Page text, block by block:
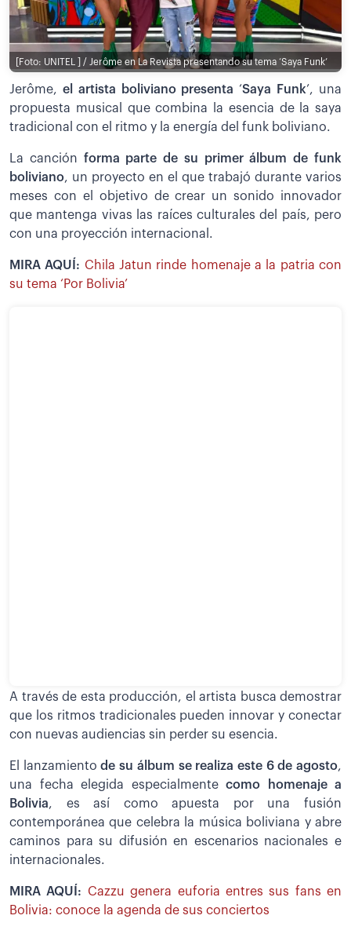
[Foto: UNITEL ] / Jerôme en La Revista presentando su tema ‘Saya Funk’
Jerôme, el artista boliviano presenta ‘Saya Funk’, una
propuesta musical que combina la esencia de la saya
tradicional con el ritmo y la energía del funk boliviano.
La canción forma parte de su primer álbum de funk
boliviano, un proyecto en el que trabajó durante varios
meses con el objetivo de crear un sonido innovador
que mantenga vivas las raíces culturales del país, pero
con una proyección internacional.
MIRA AQUÍ: Chila Jatun rinde homenaje a la patria con
su tema ‘Por Bolivia’
A través de esta producción, el artista busca demostrar
que los ritmos tradicionales pueden innovar y conectar
con nuevas audiencias sin perder su esencia.
El lanzamientode su álbum se realiza este 6 de agosto,
una fecha elegida especialmente como homenaje a
Bolivia, es así como apuesta por una fusión
contemporánea que celebra la música boliviana y abre
caminos para su difusión en escenarios nacionales e
internacionales.
MIRA AQUÍ: Cazzu genera euforia entres sus fans en
Bolivia: conoce la agenda de sus conciertos